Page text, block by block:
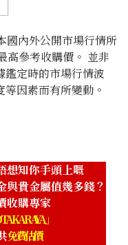
內外公開市場行情所
高參考收購價。 並非
鑑定時的市場行情波
因素而有所變動。
想知你手頭上嘅
與貴金屬值幾多錢？
收購專家
」
免費估價